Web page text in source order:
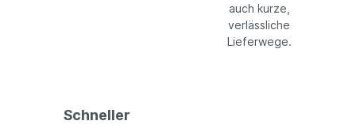
auch kurze,
verlässliche
Lieferwege.
Schneller